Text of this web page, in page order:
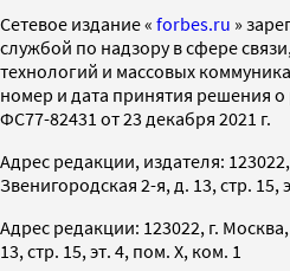
Cетевое издание « forbes.ru »
службой по надзору в сфере
технологий и массовых
номер и дата принятия решения
ФС77-82431 от 23 декабря 2021 г.
Адрес редакции, издателя:
Звенигородская 2-я, д. 13, стр. 15,
Адрес редакции: 123022, г.
13, стр. 15, эт. 4, пом. X, ком. 1